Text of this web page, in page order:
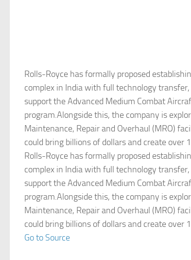
Rolls-Royce has formally proposed
complex in India with full technology
support the Advanced Medium Combat
program.Alongside this, the company is
Maintenance, Repair and Overhaul (MRO)
could bring billions of dollars and create over
Rolls-Royce has formally proposed
complex in India with full technology
support the Advanced Medium Combat
program.Alongside this, the company is
Maintenance, Repair and Overhaul (MRO)
could bring billions of dollars and create over
Go to Source